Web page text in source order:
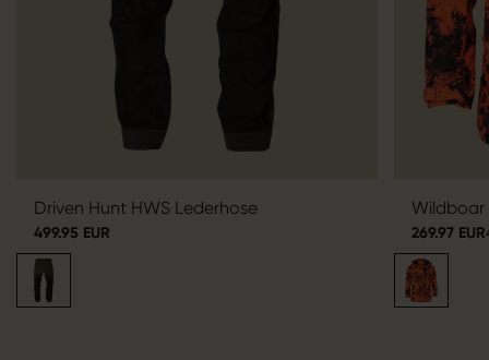
Driven Hunt HWS Lederhose
499.95 EUR
Wildboar
269.97 EUR